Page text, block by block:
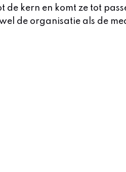
de kern en komt ze tot
de organisatie als de